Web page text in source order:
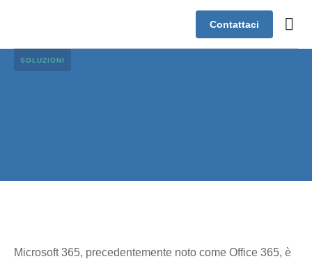
Contattaci
SOLUZIONI
Microsoft 365, precedentemente noto come Office 365, è